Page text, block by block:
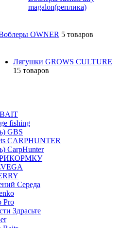
magalon(реплика)
OWNER 5 товаров
Лягушки GROWS CULTURE
15 товаров
fishing
GBS
CARPHUNTER
CarpHunter
Середа
Pro
Здрасьте